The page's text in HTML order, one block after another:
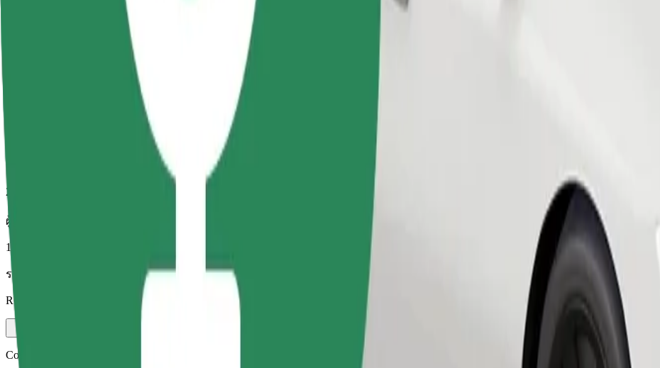
ความสะดวกสบายอยู่แค่ปลายนิ้วสัมผัส!
การเดินทางที่เชื่อถือได้ กับรถขนาดกลางสำหรับทุกวัน
ระยะทางโดยประมาณ
2.7 กม.
ผู้โดยสาร
1-4
ราคาโดยประมาณ
RON 16.90
Comfort